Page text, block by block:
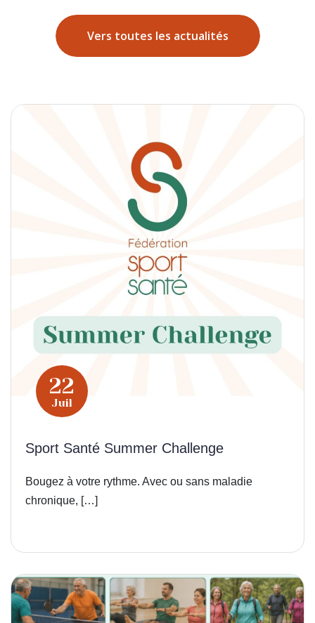
Vers toutes les actualités
22
Juil
Sport Santé Summer Challenge
Bougez à votre rythme. Avec ou sans maladie
chronique, […]